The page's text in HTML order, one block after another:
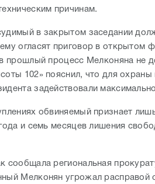
причинам.
в закрытом заседании
огласят приговор в открытом
прошлый процесс Мелконяна не
102» пояснил, что для
задействовали
обвиняемый признает
и семь месяцев лишения
сообщала региональная
Мелконян угрожал